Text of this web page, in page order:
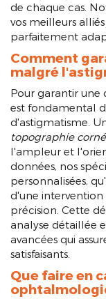
de chaque cas.
vos meilleurs
parfaitement
Comment
malgré
Pour garantir une
est fondamental
d'astigmatisme.
topographie
l'ampleur et
données, nos
personnalisées,
d'une intervention
précision. Cette
analyse détaillée
avancées qui
satisfaisants.
Que faire en